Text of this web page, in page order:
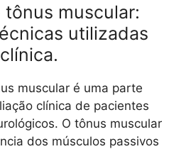
tônus muscular:
utilizadas
muscular é uma parte
clínica de pacientes
O tônus muscular
dos músculos passivos